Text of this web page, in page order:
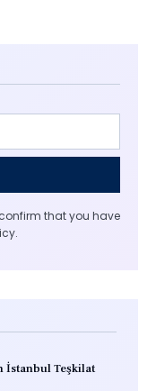
that you have
İstanbul Teşkilat